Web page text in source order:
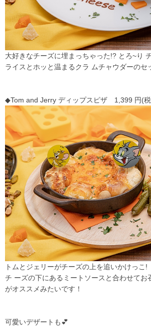
大好きなチーズに埋まっちゃった!? とろ~り
ライスとホッと温まるクラ ムチャウダーのセ
◆Tom and Jerry ディップスピザ 1,399 円(
トムとジェリーがチーズの上を追いかけっこ!
チ ーズの下にあるミートソースと合わせてお
がオススメみたいです！
可愛いデザートも💕